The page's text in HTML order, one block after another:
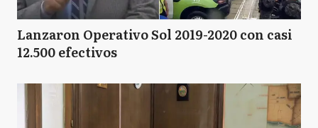
Lanzaron Operativo Sol 2019-2020 con casi
12.500 efectivos